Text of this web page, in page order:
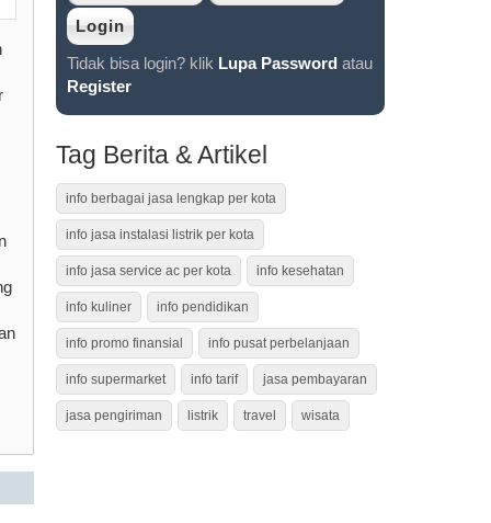
Tidak bisa login? klik Lupa Password atau
Register
Tag Berita & Artikel
info berbagai jasa lengkap per kota
info jasa instalasi listrik per kota
info jasa service ac per kota info kesehatan
info kuliner info pendidikan
info promo finansial info pusat perbelanjaan
info supermarket info tarif jasa pembayaran
jasa pengiriman listrik travel wisata